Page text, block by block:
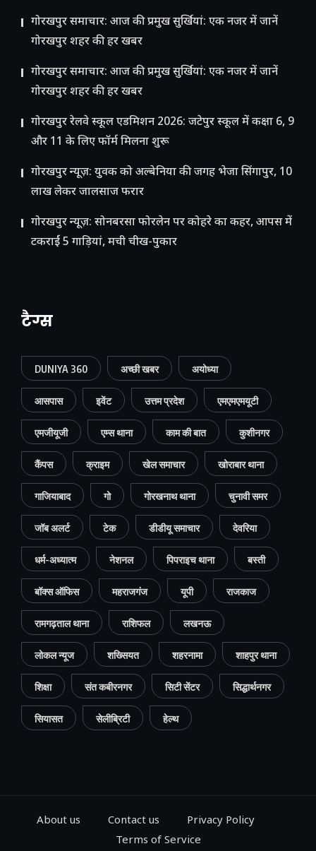
गोरखपुर समाचार: आज की प्रमुख सुर्खियां: एक नजर में जानें
गोरखपुर शहर की हर खबर
गोरखपुर समाचार: आज की प्रमुख सुर्खियां: एक नजर में जानें
गोरखपुर शहर की हर खबर
गोरखपुर रेलवे स्कूल एडमिशन 2026: जटेपुर स्कूल में कक्षा 6, 9
और 11 के लिए फॉर्म मिलना शुरू
गोरखपुर न्यूज़: युवक को अल्बेनिया की जगह भेजा सिंगापुर, 10
लाख लेकर जालसाज फरार
गोरखपुर न्यूज़: सोनबरसा फोरलेन पर कोहरे का कहर, आपस में
टकराईं 5 गाड़ियां, मची चीख-पुकार
टैग्स
DUNIYA 360 अच्छी खबर अयोध्या
आसपास इवेंट उत्तम प्रदेश एमएमएमयूटी
एमजीयूजी एम्स थाना काम की बात कुशीनगर
कैंपस क्राइम खेल समाचार खोराबार थाना
गाजियाबाद गो गोरखनाथ थाना चुनावी समर
जॉब अलर्ट टेक डीडीयू समाचार देवरिया
धर्म-अध्यात्म नेशनल पिपराइच थाना बस्ती
बॉक्स ऑफिस महराजगंज यूपी राजकाज
रामगढ़ताल थाना राशिफल लखनऊ
लोकल न्यूज शख्सियत शहरनामा शाहपुर थाना
शिक्षा संत कबीरनगर सिटी सेंटर सिद्धार्थनगर
सियासत सेलीब्रिटी हेल्थ
About us Contact us
Privacy Policy
Terms of Service